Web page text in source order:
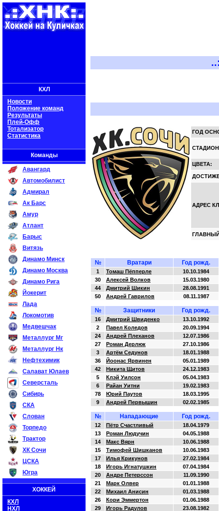
КХЛ
Новости
Положение команд
Результаты
Плей-Офф
Тотализатор
Статистика
Команды
Авангард
Автомобилист
Адмирал
Ак Барс
Амур
Атлант
Барыс
Витязь
Динамо Минск
Динамо Москва
Динамо Рига
Йокерит
Лада
Локомотив
Медвешчак
Металлург Мг
Металлург Нк
Нефтехимик
Салават Юлаев
Северсталь
Сибирь
СКА
Слован
Торпедо
Трактор
ХК Сочи
ЦСКА
Югра
ХОККЕЙ
КХЛ
НХЛ
..::
ГОД
ЦВЕТА:
АДРЕС
№ Вратари Год рожд.
1 Томаш Пёпперле
10.10.1984
30
Алексей Волков
15.03.1980
44
Дмитрий Шикин
28.08.1991
50
Андрей Гаврилов 08.11.1987
№ Защитники Год рожд.
16 Дмитрий Швиденко
13.10.1992
2
Павел Коледов
20.09.1994
24
Андрей Плеханов
12.07.1986
27
Роман Дерлюк
27.10.1986
3
Артём Седунов
18.01.1988
36
Йоонас Ярвинен
05.01.1989
42
Никита Щитов
24.12.1983
5
Клэй Уилсон
05.04.1983
6
Райан Уитни
19.02.1983
78
Юрий Паутов
18.03.1995
9
Андрей Первышин 02.02.1985
№ Нападающие Год рожд.
12 Пётр Счастливый
18.04.1979
13
Роман Людучин
04.05.1988
14
Макс Вярн
10.06.1988
15
Тимофей Шишканов
10.06.1983
17
Илья Крикунов
27.02.1984
18
Игорь Игнатушкин
07.04.1984
20
Андре Петерссон
11.09.1990
21
Марк Олвер
01.01.1988
22
Михаил Анисин
01.03.1988
26
Кори Эммертон
01.06.1988
29
Игорь Радулов
23.08.1982